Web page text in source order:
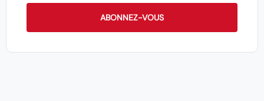
ABONNEZ-VOUS